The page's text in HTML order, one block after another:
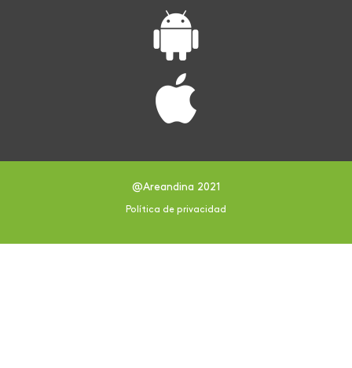
@Areandina 2021
Política de privacidad